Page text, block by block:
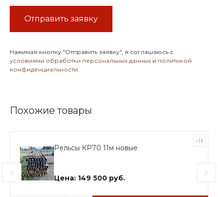
Отправить заявку
Нажимая кнопку "Отправить заявку" , я соглашаюсь с
условиями обработки персональных данных и политикой
конфиденциальности
Похожие товары
Рельсы КР70 11м новые
Цена: 149 500 руб.